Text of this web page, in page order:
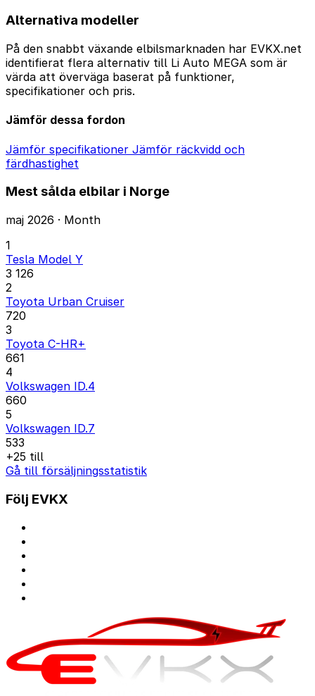
Alternativa modeller
På den snabbt växande elbilsmarknaden har EVKX.net
identifierat flera alternativ till Li Auto MEGA som är
värda att överväga baserat på funktioner,
specifikationer och pris.
Jämför dessa fordon
Jämför specifikationer Jämför räckvidd och
färdhastighet
Mest sålda elbilar i Norge
maj 2026 · Month
1
Tesla Model Y
3 126
2
Toyota Urban Cruiser
720
3
Toyota C-HR+
661
4
Volkswagen ID.4
660
5
Volkswagen ID.7
533
+25 till
Gå till försäljningsstatistik
Följ EVKX